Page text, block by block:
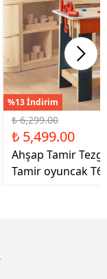
%13 İndirim
₺ 6,299.00
₺ 5,499.00
Ahşap Tamir
Tamir oyuncak